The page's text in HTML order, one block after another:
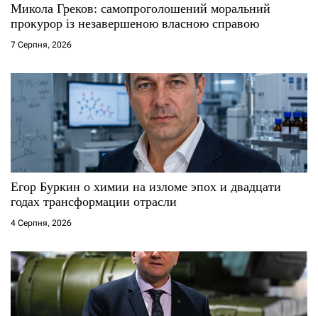
Микола Греков: самопроголошений моральний
прокурор із незавершеною власною справою
7 Серпня, 2026
Егор Буркин о химии на изломе эпох и двадцати
годах трансформации отрасли
4 Серпня, 2026